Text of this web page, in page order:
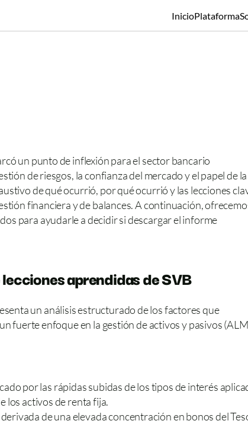
InicioPlataforma
un punto de inflexión para el sector bancario
de riesgos, la confianza del mercado y el papel de la
de qué ocurrió, por qué ocurrió y las lecciones
financiera y de balances. A continuación,
para ayudarle a decidir si descargar el informe
aprendidas de SVB
un análisis estructurado de los factores que
fuerte enfoque en la gestión de activos y pasivos
por las rápidas subidas de los tipos de interés
los activos de renta fija.
derivada de una elevada concentración en bonos del